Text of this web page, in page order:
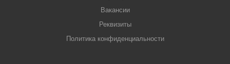
Вакансии
Реквизиты
Политика конфиденциальности